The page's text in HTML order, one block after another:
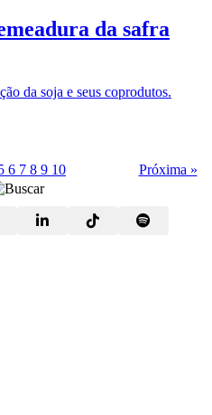
da safra
da soja e seus coprodutos.
6 7 8 9 10 Próxima »